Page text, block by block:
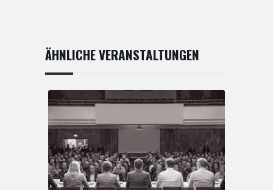
ÄHNLICHE VERANSTALTUNGEN